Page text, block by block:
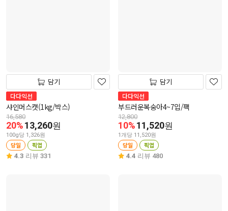
담기
다다익선
샤인머스캣(1kg/박스)
16,580
20%13,260원
100g당 1,326원
당일 픽업
4.3 리뷰 331
담기
다다익선
부드러운복숭아4~7입/팩
12,800
10%11,520원
1개당 11,520원
당일 픽업
4.4 리뷰 480